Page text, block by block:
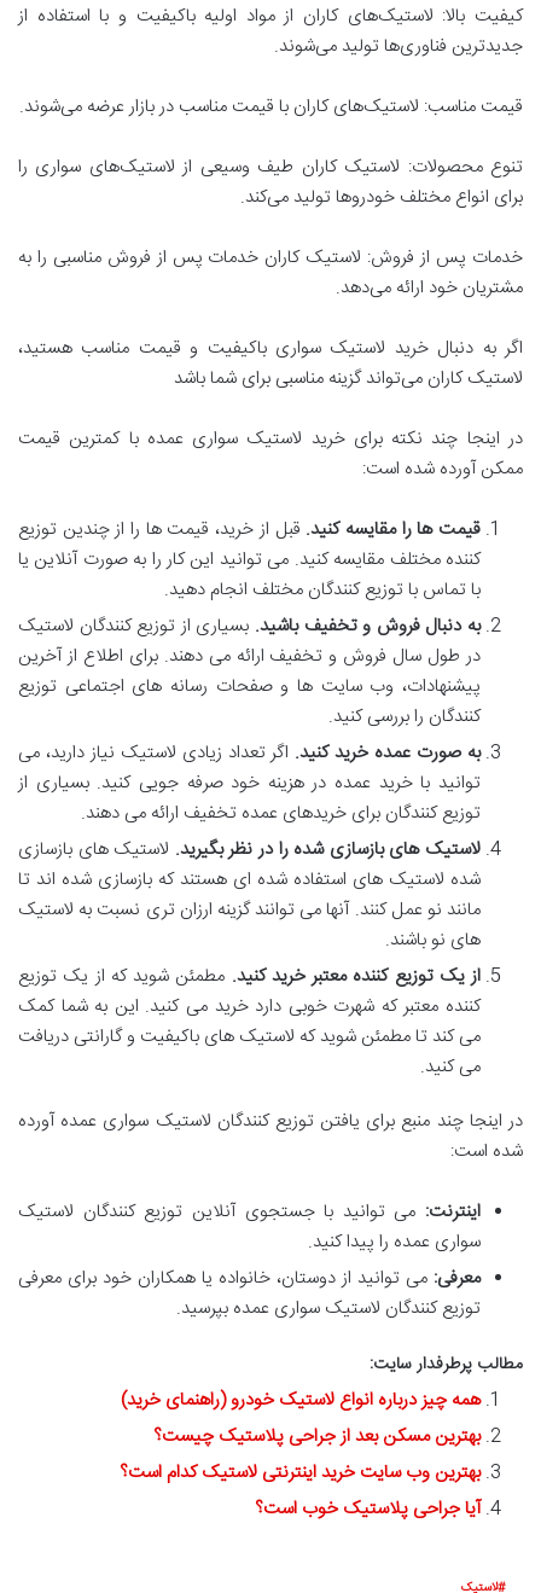
کیفیت بالا: لاستیک‌های کاران از مواد اولیه باکیفیت و با استفاده از
جدیدترین فناوری‌ها تولید می‌شوند.
قیمت مناسب: لاستیک‌های کاران با قیمت مناسب در بازار عرضه می‌شوند.
تنوع محصولات: لاستیک کاران طیف وسیعی از لاستیک‌های سواری را
برای انواع مختلف خودروها تولید می‌کند.
خدمات پس از فروش: لاستیک کاران خدمات پس از فروش مناسبی را به
مشتریان خود ارائه می‌دهد.
اگر به دنبال خرید لاستیک سواری باکیفیت و قیمت مناسب هستید،
لاستیک کاران می‌تواند گزینه مناسبی برای شما باشد
در اینجا چند نکته برای خرید لاستیک سواری عمده با کمترین قیمت
ممکن آورده شده است:
قیمت ها را مقایسه کنید. قبل از خرید، قیمت ها را از چندین توزیع
کننده مختلف مقایسه کنید. می توانید این کار را به صورت آنلاین یا
با تماس با توزیع کنندگان مختلف انجام دهید.
به دنبال فروش و تخفیف باشید. بسیاری از توزیع کنندگان لاستیک
در طول سال فروش و تخفیف ارائه می دهند. برای اطلاع از آخرین
پیشنهادات، وب سایت ها و صفحات رسانه های اجتماعی توزیع
کنندگان را بررسی کنید.
به صورت عمده خرید کنید. اگر تعداد زیادی لاستیک نیاز دارید، می
توانید با خرید عمده در هزینه خود صرفه جویی کنید. بسیاری از
توزیع کنندگان برای خریدهای عمده تخفیف ارائه می دهند.
لاستیک های بازسازی شده را در نظر بگیرید. لاستیک های بازسازی
شده لاستیک های استفاده شده ای هستند که بازسازی شده اند تا
مانند نو عمل کنند. آنها می توانند گزینه ارزان تری نسبت به لاستیک
های نو باشند.
از یک توزیع کننده معتبر خرید کنید. مطمئن شوید که از یک توزیع
کننده معتبر که شهرت خوبی دارد خرید می کنید. این به شما کمک
می کند تا مطمئن شوید که لاستیک های باکیفیت و گارانتی دریافت
می کنید.
در اینجا چند منبع برای یافتن توزیع کنندگان لاستیک سواری عمده آورده
شده است:
اینترنت: می توانید با جستجوی آنلاین توزیع کنندگان لاستیک
سواری عمده را پیدا کنید.
معرفی: می توانید از دوستان، خانواده یا همکاران خود برای معرفی
توزیع کنندگان لاستیک سواری عمده بپرسید.
مطالب پرطرفدار سایت:
همه چیز درباره انواع لاستیک خودرو (راهنمای خرید)
بهترین مسکن بعد از جراحی پلاستیک چیست؟
بهترین وب سایت خرید اینترنتی لاستیک کدام است؟
آیا جراحی پلاستیک خوب است؟
لاستیک